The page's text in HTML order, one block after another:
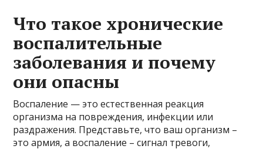
Что такое хронические
воспалительные
заболевания и почему
они опасны
Воспаление — это естественная реакция
организма на повреждения, инфекции или
раздражения. Представьте, что ваш организм –
это армия, а воспаление – сигнал тревоги,